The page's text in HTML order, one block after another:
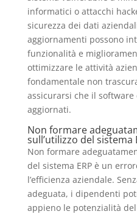
informatici o attacchi
sicurezza dei dati
aggiornamenti possono
funzionalità e
ottimizzare le attività
fondamentale non
assicurarsi che il
aggiornati.
Non formare
sull’utilizzo del sistema
Non formare
del sistema ERP è un
l’efficienza aziendale.
adeguata, i dipendenti
appieno le potenzialità